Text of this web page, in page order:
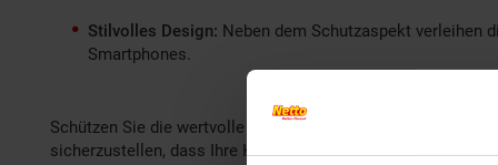
Stilvolles Design: Neben dem Schutzaspekt verleihen
Smartphones.
Schützen Sie die wertvolle Rückkamera Ihres Samsung
sicherzustellen, dass Ihre Kamera stets optimal geschützt